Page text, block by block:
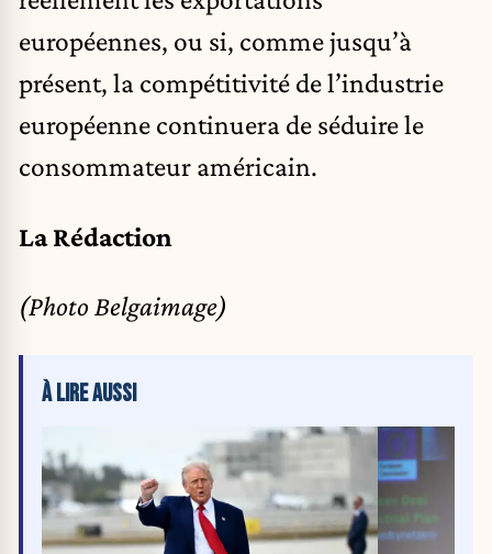
européennes, ou si, comme jusqu’à
présent, la compétitivité de l’industrie
européenne continuera de séduire le
consommateur américain.
La Rédaction
(Photo Belgaimage)
À LIRE AUSSI